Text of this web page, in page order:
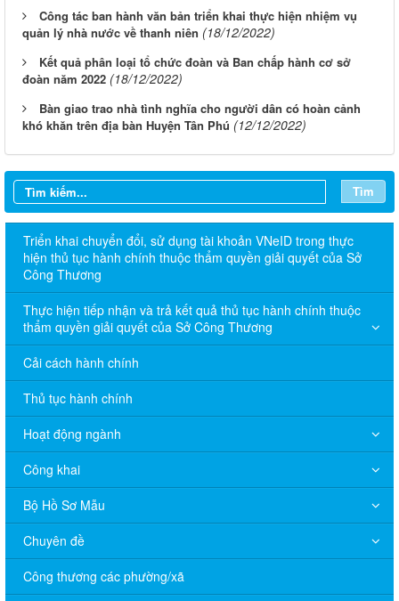
Công tác ban hành văn bản triển khai thực hiện nhiệm vụ
quản lý nhà nước về thanh niên (18/12/2022)
Kết quả phân loại tổ chức đoàn và Ban chấp hành cơ sở
đoàn năm 2022 (18/12/2022)
Bàn giao trao nhà tình nghĩa cho người dân có hoàn cảnh
khó khăn trên địa bàn Huyện Tân Phú (12/12/2022)
Tìm
Triển khai chuyển đổi, sử dụng tài khoản VNeID trong thực
hiện thủ tục hành chính thuộc thẩm quyền giải quyết của Sở
Công Thương
Thực hiện tiếp nhận và trả kết quả thủ tục hành chính thuộc
thẩm quyền giải quyết của Sở Công Thương
Cải cách hành chính
Thủ tục hành chính
Hoạt động ngành
Công khai
Bộ Hồ Sơ Mẫu
Chuyên đề
Công thương các phường/xã